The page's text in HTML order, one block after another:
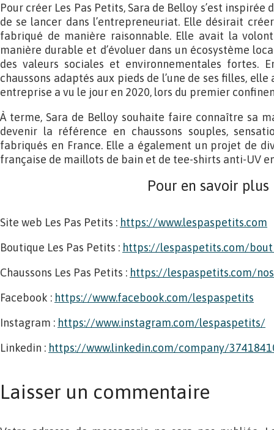
Pour créer Les Pas Petits, Sara de Belloy s’est inspirée
de se lancer dans l’entrepreneuriat. Elle désirait
fabriqué de manière raisonnable. Elle avait la
manière durable et d’évoluer dans un écosystème
des valeurs sociales et environnementales fortes.
chaussons adaptés aux pieds de l’une de ses filles, elle
entreprise a vu le jour en 2020, lors du premier
À terme, Sara de Belloy souhaite faire connaître sa
devenir la référence en chaussons souples,
fabriqués en France. Elle a également un projet de
française de maillots de bain et de tee-shirts anti-UV
Pour en savoir plus
Site web Les Pas Petits : https://www.lespaspetits.com
Boutique Les Pas Petits : https://lespaspetits.com/
Chaussons Les Pas Petits : https://lespaspetits.com/
Facebook : https://www.facebook.com/lespaspetits
Instagram : https://www.instagram.com/lespaspetits/
Linkedin : https://www.linkedin.com/company/
Laisser un commentaire